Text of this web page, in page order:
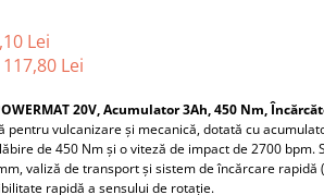
Lei
117,80 Lei
20V, Acumulator 3Ah, 450 Nm,
pentru vulcanizare și mecanică, dotată cu
de 450 Nm și o viteză de impact de 2700 bpm.
valiză de transport și sistem de încărcare rapidă
rapidă a sensului de rotație.